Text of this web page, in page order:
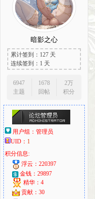
爱
暗影之心
累计签到：127 天
连续签到：1 天
6947
主题
1678
回帖
2万
积分
用户组： 管理员
UID： 1
积分信息:
浮云：220397
金钱：29897
精华：4
贡献：30